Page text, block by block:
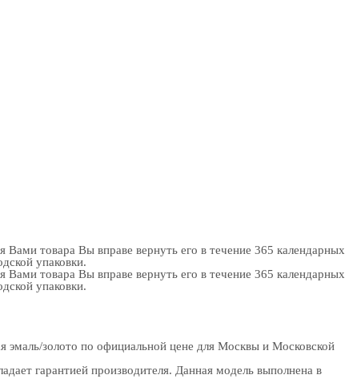
товара Вы вправе вернуть его в течение 365 календарных
упаковки.
товара Вы вправе вернуть его в течение 365 календарных
упаковки.
золото по официальной цене для Москвы и Московской
гарантией производителя. Данная модель выполнена в